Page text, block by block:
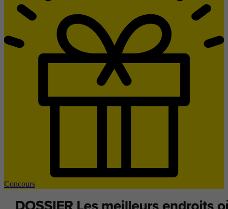
Concours